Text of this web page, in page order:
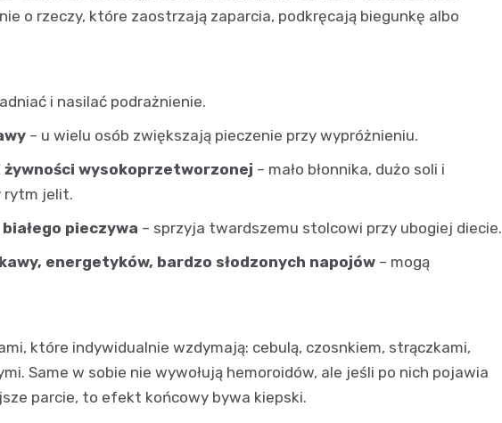
o rzeczy, które zaostrzają zaparcia, podkręcają biegunkę albo
i nasilać podrażnienie.
– u wielu osób zwiększają pieczenie przy wypróżnieniu.
wysokoprzetworzonej – mało błonnika, dużo soli i
rytm jelit.
pieczywa – sprzyja twardszemu stolcowi przy ubogiej diecie.
energetyków, bardzo słodzonych napojów – mogą
które indywidualnie wzdymają: cebulą, czosnkiem, strączkami,
Same w sobie nie wywołują hemoroidów, ale jeśli po nich pojawia
parcie, to efekt końcowy bywa kiepski.